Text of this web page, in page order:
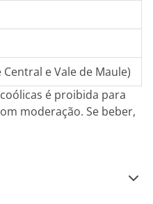
Central e Vale de Maule)
é proibida para
moderação. Se beber,